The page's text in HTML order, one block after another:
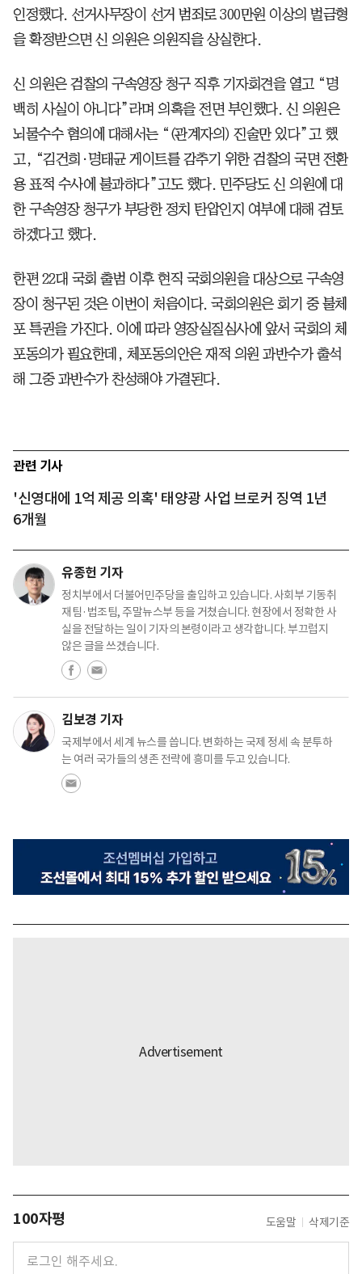
인정했다. 선거사무장이 선거 범죄로 300만원 이상의 벌금형
을 확정받으면 신 의원은 의원직을 상실한다.
신 의원은 검찰의 구속영장 청구 직후 기자회견을 열고 “명
백히 사실이 아니다”라며 의혹을 전면 부인했다. 신 의원은
뇌물수수 혐의에 대해서는 “(관계자의) 진술만 있다”고 했
고, “김건희·명태균 게이트를 감추기 위한 검찰의 국면 전환
용 표적 수사에 불과하다”고도 했다. 민주당도 신 의원에 대
한 구속영장 청구가 부당한 정치 탄압인지 여부에 대해 검토
하겠다고 했다.
한편 22대 국회 출범 이후 현직 국회의원을 대상으로 구속영
장이 청구된 것은 이번이 처음이다. 국회의원은 회기 중 불체
포 특권을 가진다. 이에 따라 영장실질심사에 앞서 국회의 체
포동의가 필요한데, 체포동의안은 재적 의원 과반수가 출석
해 그중 과반수가 찬성해야 가결된다.
관련 기사
'신영대에 1억 제공 의혹' 태양광 사업 브로커 징역 1년
6개월
유종헌 기자
정치부에서 더불어민주당을 출입하고 있습니다. 사회부 기동취
재팀·법조팀, 주말뉴스부 등을 거쳤습니다. 현장에서 정확한 사
실을 전달하는 일이 기자의 본령이라고 생각합니다. 부끄럽지
않은 글을 쓰겠습니다.
김보경 기자
국제부에서 세계 뉴스를 씁니다. 변화하는 국제 정세 속 분투하
는 여러 국가들의 생존 전략에 흥미를 두고 있습니다.
100자평 도움말 삭제기준